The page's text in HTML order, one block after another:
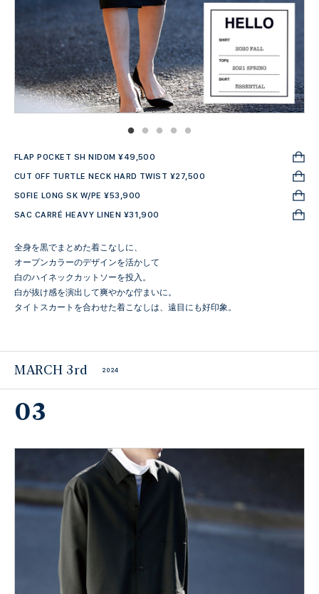
FLAP POCKET SH NIDOM ¥49,500
CUT OFF TURTLE NECK HARD TWIST ¥27,500
SOFIE LONG SK W/PE ¥53,900
SAC CARRÉ HEAVY LINEN ¥31,900
全身を黒でまとめた着こなしに、
オープンカラーのデザインを活かして
白のハイネックカットソーを投入。
白が抜け感を演出して爽やかな佇まいに。
タイトスカートを合わせた着こなしは、遠目にも好印象。
MARCH 3rd 2024
03